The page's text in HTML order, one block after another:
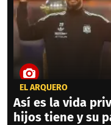
EL ARQUERO
Así es la vida
hijos tiene y su